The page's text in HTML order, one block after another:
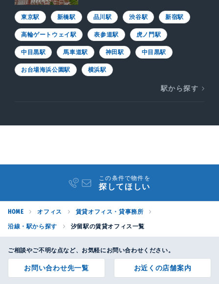
東京駅 新橋駅 品川駅 渋谷駅 新宿駅
高輪ゲートウェイ駅 表参道駅 虎ノ門駅
中目黒駅 馬車道駅 神田駅 中目黒駅
お台場海浜公園駅 横浜駅
駅から探す
この条件で物件を
探してほしい
HOME オフィス 賃貸オフィス・貸事務所
沿線・駅から探す 汐留駅の賃貸オフィス一覧
ご相談やご不明な点など、お気軽にお問い合わせください。
お問い合わせ先一覧 お近くの店舗案内